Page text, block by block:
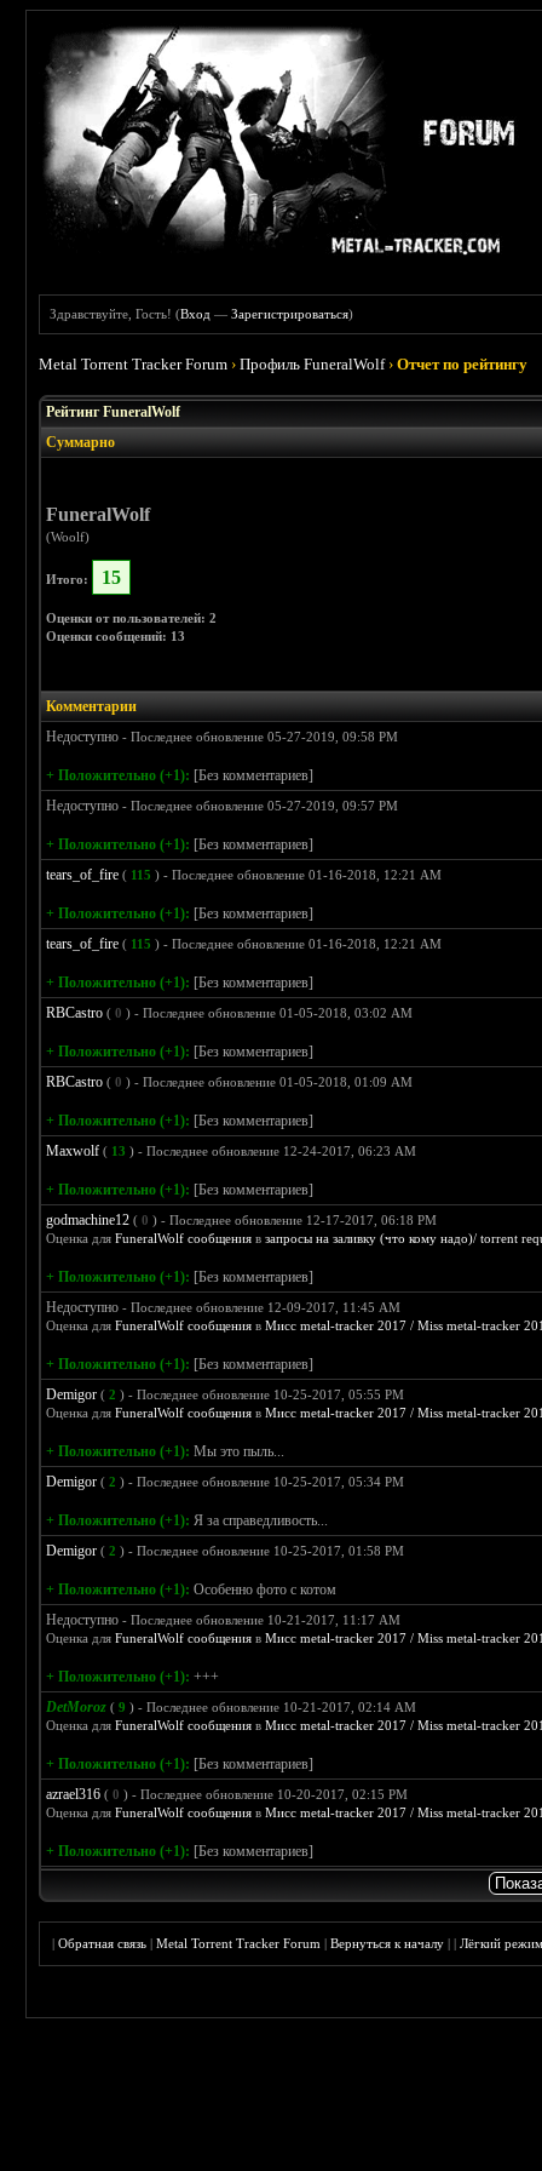
Здравствуйте, Гость! (Вход —Зарегистрироваться)
Metal Torrent Tracker Forum ›Профиль FuneralWolf ›Отчет по рейтингу
Рейтинг FuneralWolf
Суммарно
FuneralWolf
(Woolf)
Итого: 15
Оценки от пользователей: 2
Оценки сообщений: 13
Комментарии
Недоступно- Последнее обновление 05-27-2019, 09:58 PM
+ Положительно (+1): [Без комментариев]
Недоступно- Последнее обновление 05-27-2019, 09:57 PM
+ Положительно (+1): [Без комментариев]
tears_of_fire ( 115 ) - Последнее обновление 01-16-2018, 12:21 AM
+ Положительно (+1): [Без комментариев]
tears_of_fire ( 115 ) - Последнее обновление 01-16-2018, 12:21 AM
+ Положительно (+1): [Без комментариев]
RBCastro ( 0 ) - Последнее обновление 01-05-2018, 03:02 AM
+ Положительно (+1): [Без комментариев]
RBCastro ( 0 ) - Последнее обновление 01-05-2018, 01:09 AM
+ Положительно (+1): [Без комментариев]
Maxwolf ( 13 ) - Последнее обновление 12-24-2017, 06:23 AM
+ Положительно (+1): [Без комментариев]
godmachine12 ( 0 ) - Последнее обновление 12-17-2017, 06:18 PM
Оценка дляFuneralWolf сообщения взапросы на заливку (что кому надо)/ torrent
+ Положительно (+1): [Без комментариев]
Недоступно- Последнее обновление 12-09-2017, 11:45 AM
Оценка дляFuneralWolf сообщения вМисс metal-tracker 2017 / Miss metal-tracker
+ Положительно (+1): [Без комментариев]
Demigor ( 2 ) - Последнее обновление 10-25-2017, 05:55 PM
Оценка дляFuneralWolf сообщения вМисс metal-tracker 2017 / Miss metal-tracker
+ Положительно (+1): Мы это пыль...
Demigor ( 2 ) - Последнее обновление 10-25-2017, 05:34 PM
+ Положительно (+1): Я за справедливость...
Demigor ( 2 ) - Последнее обновление 10-25-2017, 01:58 PM
+ Положительно (+1): Особенно фото с котом
Недоступно- Последнее обновление 10-21-2017, 11:17 AM
Оценка дляFuneralWolf сообщения вМисс metal-tracker 2017 / Miss metal-tracker
+ Положительно (+1): +++
DetMoroz ( 9 ) - Последнее обновление 10-21-2017, 02:14 AM
Оценка дляFuneralWolf сообщения вМисс metal-tracker 2017 / Miss metal-tracker
+ Положительно (+1): [Без комментариев]
azrael316 ( 0 ) - Последнее обновление 10-20-2017, 02:15 PM
Оценка дляFuneralWolf сообщения вМисс metal-tracker 2017 / Miss metal-tracker
+ Положительно (+1): [Без комментариев]
|Обратная связь |Metal Torrent Tracker Forum |Вернуться к началу ||Лёгкий